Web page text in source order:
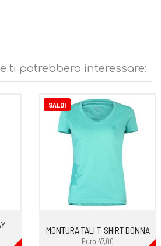
ti potrebbero interessare:
SALDI
MONTURA TALI T-SHIRT DONNA
Euro 47,00